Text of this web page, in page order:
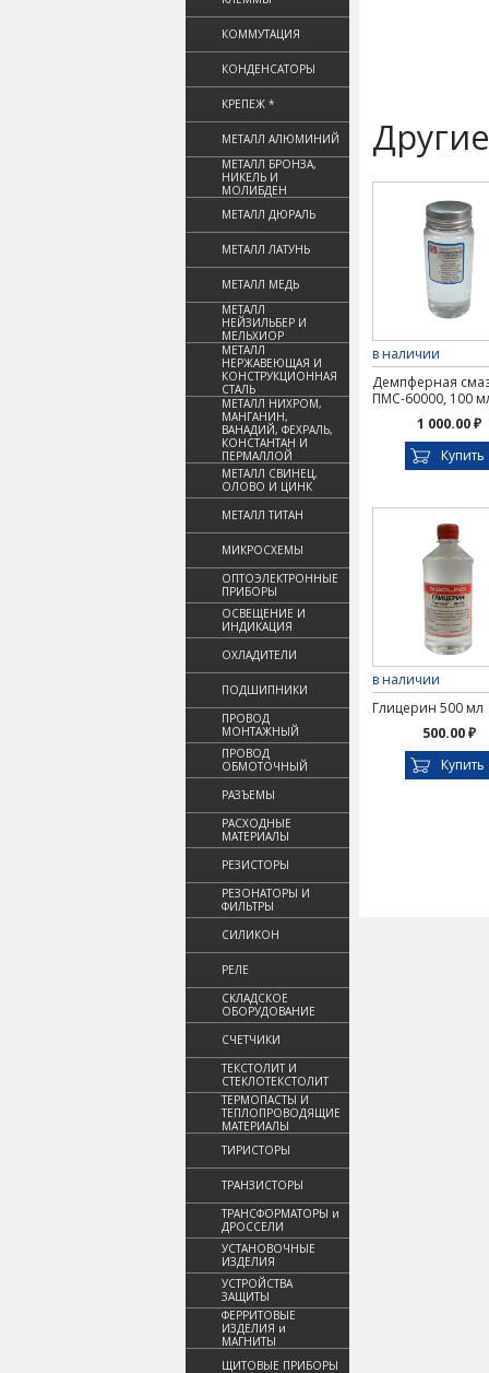
КОММУТАЦИЯ
КОНДЕНСАТОРЫ
КРЕПЕЖ *
МЕТАЛЛ АЛЮМИНИЙ
МЕТАЛЛ БРОНЗА,
НИКЕЛЬ И
МОЛИБДЕН
МЕТАЛЛ ДЮРАЛЬ
МЕТАЛЛ ЛАТУНЬ
МЕТАЛЛ МЕДЬ
МЕТАЛЛ
НЕЙЗИЛЬБЕР И
МЕЛЬХИОР
МЕТАЛЛ
НЕРЖАВЕЮЩАЯ И
КОНСТРУКЦИОННАЯ
СТАЛЬ
МЕТАЛЛ НИХРОМ,
МАНГАНИН,
ВАНАДИЙ, ФЕХРАЛЬ,
КОНСТАНТАН И
ПЕРМАЛЛОЙ
МЕТАЛЛ СВИНЕЦ,
ОЛОВО И ЦИНК
МЕТАЛЛ ТИТАН
МИКРОСХЕМЫ
ОПТОЭЛЕКТРОННЫЕ
ПРИБОРЫ
ОСВЕЩЕНИЕ И
ИНДИКАЦИЯ
ОХЛАДИТЕЛИ
ПОДШИПНИКИ
ПРОВОД
МОНТАЖНЫЙ
ПРОВОД
ОБМОТОЧНЫЙ
РАЗЪЕМЫ
РАСХОДНЫЕ
МАТЕРИАЛЫ
РЕЗИСТОРЫ
РЕЗОНАТОРЫ И
ФИЛЬТРЫ
СИЛИКОН
РЕЛЕ
СКЛАДСКОЕ
ОБОРУДОВАНИЕ
СЧЕТЧИКИ
ТЕКСТОЛИТ И
СТЕКЛОТЕКСТОЛИТ
ТЕРМОПАСТЫ И
ТЕПЛОПРОВОДЯЩИЕ
МАТЕРИАЛЫ
ТИРИСТОРЫ
ТРАНЗИСТОРЫ
ТРАНСФОРМАТОРЫ и
ДРОССЕЛИ
УСТАНОВОЧНЫЕ
ИЗДЕЛИЯ
УСТРОЙСТВА
ЗАЩИТЫ
ФЕРРИТОВЫЕ
ИЗДЕЛИЯ и
МАГНИТЫ
ЩИТОВЫЕ ПРИБОРЫ
в наличии
Демпферная
ПМС-60000, 100
1 000.00 ₽
Купить
в наличии
Глицерин 500 мл
500.00 ₽
Купить